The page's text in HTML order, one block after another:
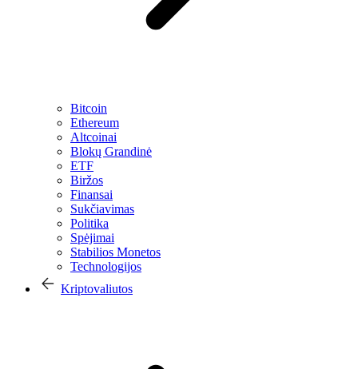
Bitcoin
Ethereum
Altcoinai
Blokų Grandinė
ETF
Biržos
Finansai
Sukčiavimas
Politika
Spėjimai
Stabilios Monetos
Technologijos
Kriptovaliutos